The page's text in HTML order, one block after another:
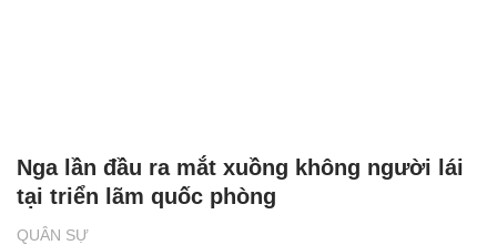
QUÂN SỰ
Nga lần đầu ra mắt xuồng không người lái
tại triển lãm quốc phòng